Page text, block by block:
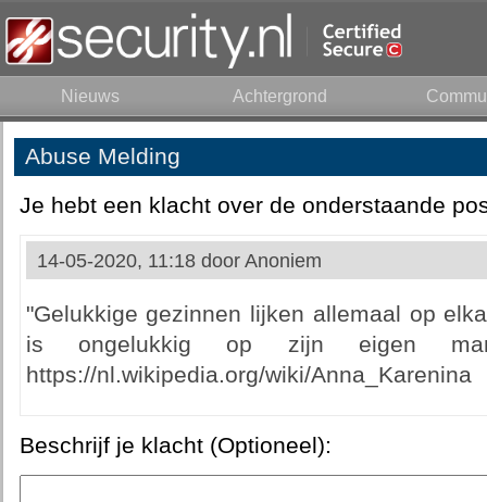
Nieuws Achtergrond
Abuse Melding
Je hebt een klacht over de onderstaande
14-05-2020, 11:18 door Anoniem
"Gelukkige gezinnen lijken allemaal op
is ongelukkig op zijn eigen
https://nl.wikipedia.org/wiki/Anna_Karenina
Beschrijf je klacht (Optioneel):